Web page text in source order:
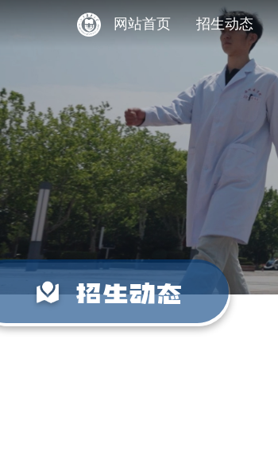
网站首页 招生动态
招生动态